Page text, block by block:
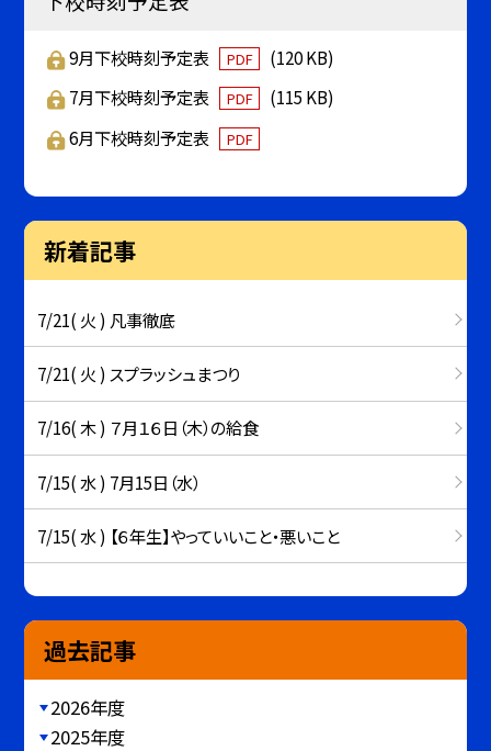
9月下校時刻予定表 PDF
(120 KB)
7月下校時刻予定表
PDF
(115 KB)
6月下校時刻予定表
PDF
新着記事
7/21( 火 ) 凡事徹底
7/21( 火 ) スプラッシュまつり
7/16( 木 ) ７月１６日（木）の給食
7/15( 水 ) 7月15日（水）
7/15( 水 ) 【６年生】やっていいこと・悪いこと
過去記事
2026年度
2025年度